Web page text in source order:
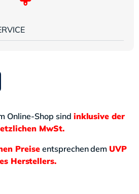
Online-Shop sind inklusive der
MwSt.
Preiseentsprechen dem UVP
Herstellers.